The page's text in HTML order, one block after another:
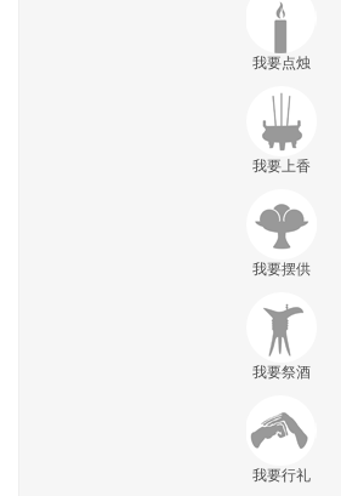
我要点烛
我要上香
我要摆供
我要祭酒
我要行礼